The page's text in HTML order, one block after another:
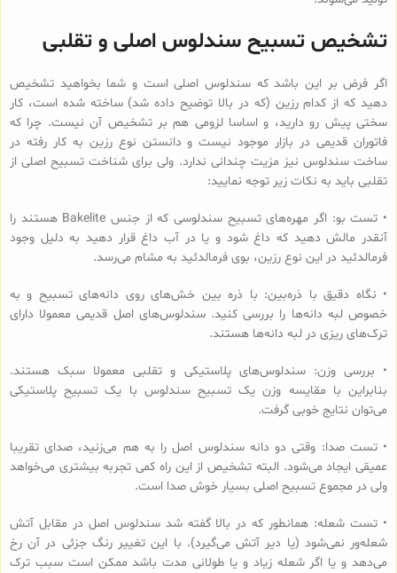
تشخیص تسبیح سندلوس اصلی و تقلبی
اگر فرض بر این باشد که سندلوس اصلی است و شما بخواهید تشخیص
دهید که از کدام رزین (که در بالا توضیح داده شد) ساخته شده است، کار
سختی پیش رو دارید، و اساسا لزومی هم بر تشخیص آن نیست. چرا که
فاتوران قدیمی در بازار موجود نیست و دانستن نوع رزین به کار رفته در
ساخت سندلوس نیز مزیت چندانی ندارد. ولی برای شناخت تسبیح اصلی از
تقلبی باید به نکات زیر توجه نمایید:
• تست بو: اگر مهره‌های تسبیح‌ سندلوسی که از جنس Bakelite هستند را
آنقدر مالش دهید که داغ شود و یا در آب داغ قرار دهید به دلیل وجود
فرمالدئید در این نوع رزین، بوی فرمالدئید به مشام می‌رسد.
• نگاه دقیق با ذره‌بین: با ذره بین خش‌های روی دانه‌های تسبیح و به
خصوص لبه دانه‌ها را بررسی کنید. سندلوس‌های اصل قدیمی معمولا دارای
ترک‌های ریزی در لبه دانه‌ها هستند.
• بررسی وزن: سندلوس‌های پلاستیکی و تقلبی معمولا سبک هستند.
بنابراین با مقایسه وزن یک تسبیح سندلوس با یک تسبیح پلاستیکی
می‌توان نتایج خوبی گرفت.
• تست صدا: وقتی دو دانه سندلوس اصل را به هم می‌زنید، صدای تقریبا
عمیقی ایجاد می‌شود. البته تشخیص از این راه کمی تجربه بیشتری می‌خواهد
ولی در مجموع تسبیح اصلی بسیار خوش صدا است.
• تست شعله: همانطور که در بالا گفته شد سندلوس اصل در مقابل آتش
شعله‌ور نمی‌شود (یا دیر آتش می‌گیرد). با این تغییر رنگ جزئی در آن رخ
می‌دهد و یا اگر شعله زیاد و یا طولانی مدت باشد ممکن است سبب ترک